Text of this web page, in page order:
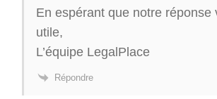
En espérant que notre réponse
utile,
L’équipe LegalPlace
Répondre